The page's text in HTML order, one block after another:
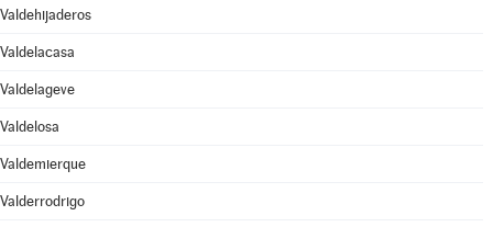
Valdehijaderos
Valdelacasa
Valdelageve
Valdelosa
Valdemierque
Valderrodrigo